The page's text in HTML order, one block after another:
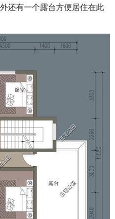
还有一个露台方便居住在此